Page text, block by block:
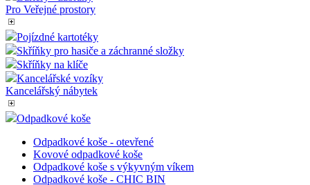
Pro Veřejné prostory
Pojízdné kartotéky
Skříňky pro hasiče a záchranné složky
Skříňky na klíče
Kancelářské vozíky
Kancelářský nábytek
Odpadkové koše
Odpadkové koše - otevřené
Kovové odpadkové koše
Odpadkové koše s výkyvným víkem
Odpadkové koše - CHIC BIN